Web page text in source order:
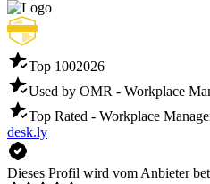
Top 1002026
Used by OMR - Workplace
Top Rated - Workplace
desk.ly
Dieses Profil wird vom Anbieter